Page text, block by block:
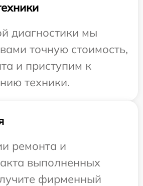
диагностики мы
точную стоимость,
и приступим к
техники.
ремонта и
выполненных
фирменный